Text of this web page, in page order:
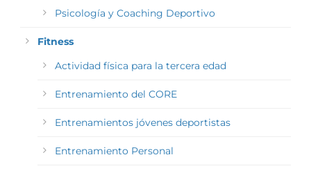
Psicología y Coaching Deportivo
Fitness
Actividad física para la tercera edad
Entrenamiento del CORE
Entrenamientos jóvenes deportistas
Entrenamiento Personal